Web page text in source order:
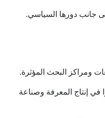
جانب دورها السياسي.
ومراكز البحث المؤثرة.
في إنتاج المعرفة وصناعة